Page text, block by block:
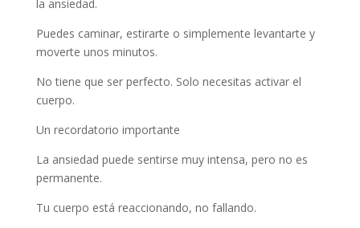
la ansiedad.
Puedes caminar, estirarte o simplemente levantarte y
moverte unos minutos.
No tiene que ser perfecto. Solo necesitas activar el
cuerpo.
Un recordatorio importante
La ansiedad puede sentirse muy intensa, pero no es
permanente.
Tu cuerpo está reaccionando, no fallando.